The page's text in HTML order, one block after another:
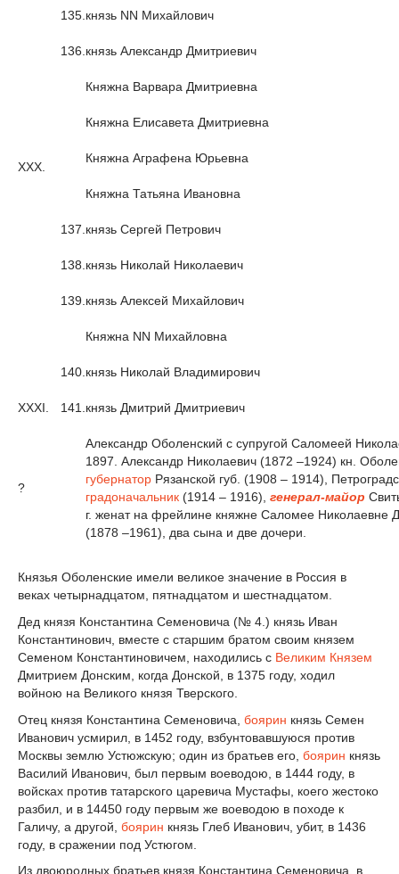
XXX.
135. князь NN Михайлович
136. князь Александр Дмитриевич
Княжна Варвара Дмитриевна
Княжна Елисавета Дмитриевна
Княжна Аграфена Юрьевна
Княжна Татьяна Ивановна
137. князь Сергей Петрович
138. князь Николай Николаевич
139. князь Алексей Михайлович
Княжна NN Михайловна
140. князь Николай Владимирович
XXXI. 141. князь Дмитрий Дмитриевич
?
Александр Оболенский с супругой Саломеей
1897. Александр Николаевич (1872 –1924) кн.
губернатор Рязанской губ. (1908 – 1914),
градоначальник (1914 – 1916), генерал-майор
г. женат на фрейлине княжне Саломее Николаевне
(1878 –1961), два сына и две дочери.
Князья Оболенские имели великое значение в Россия в
веках четырнадцатом, пятнадцатом и шестнадцатом.
Дед князя Константина Семеновича (№ 4.) князь Иван
Константинович, вместе с старшим братом своим князем
Семеном Константиновичем, находились с Великим Князем
Дмитрием Донским, когда Донской, в 1375 году, ходил
войною на Великого князя Тверского.
Отец князя Константина Семеновича, боярин князь Семен
Иванович усмирил, в 1452 году, взбунтовавшуюся против
Москвы землю Устюжскую; один из братьев его, боярин князь
Василий Иванович, был первым воеводою, в 1444 году, в
войсках против татарского царевича Мустафы, коего жестоко
разбил, и в 14450 году первым же воеводою в походе к
Галичу, а другой, боярин князь Глеб Иванович, убит, в 1436
году, в сражении под Устюгом.
Из двоюродных братьев князя Константина Семеновича, в